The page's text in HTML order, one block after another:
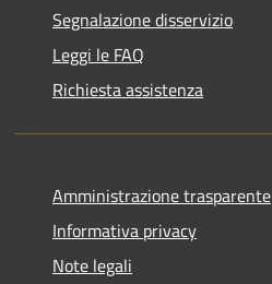
Segnalazione disservizio
Leggi le FAQ
Richiesta assistenza
Amministrazione trasparente
Informativa privacy
Note legali